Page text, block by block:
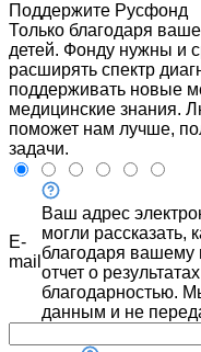
Поддержите Русфонд
Только благодаря
детей. Фонду нужны и
расширять спектр
поддерживать новые
медицинские знания.
поможет нам лучше,
задачи.
E-
mail
Ваш адрес
могли рассказать,
благодаря
отчет о
благодарностью.
данным и не